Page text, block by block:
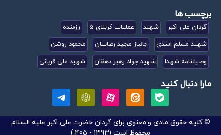
برچسب ها
گردان علی اکبر شهید عملیات کربلای 5
رزمنده
شهید مسلم اسدی
جانباز مجید رضاییان
محمود روشن
وصیتنامه شهدا
شهید جواد رهبر دهقان شهید علی قربانی
مارا دنبال کنید
© کلیه حقوق مادی و معنوی برای گردان حضرت علی اکبر علیه السلام
محفوظ است (1393 - 1405)